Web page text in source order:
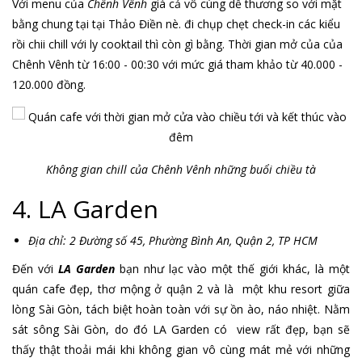
Với menu của Chênh Vênh giá cả vô cùng dễ thương so với mặt
bằng chung tại tại Thảo Điền nè. đi chụp chẹt check-in các kiểu
rồi chii chill với ly cooktail thì còn gì bằng. Thời gian mở của của
Chênh Vênh từ 16:00 - 00:30 với mức giá tham khảo từ 40.000 -
120.000 đồng.
Không gian chill của Chênh Vênh những buổi chiều tà
4. LA Garden
Địa chỉ: 2 Đường số 45, Phường Bình An, Quận 2, TP HCM
Đến với LA Gardenbạn như lạc vào một thế giới khác, là một
quán cafe đẹp, thơ mộng ở quận 2 và là một khu resort giữa
lòng Sài Gòn, tách biệt hoàn toàn với sự ồn ào, náo nhiệt. Nằm
sát sông Sài Gòn, do đó LA Garden có view rất đẹp, bạn sẽ
thấy thật thoải mái khi không gian vô cùng mát mẻ với những